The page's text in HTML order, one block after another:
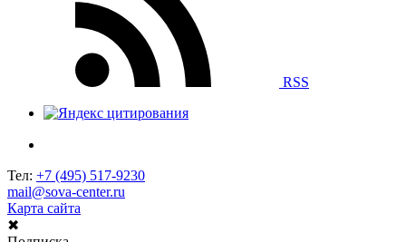
RSS
Тел: +7 (495) 517-9230
mail@sova-center.ru
Карта сайта
✖